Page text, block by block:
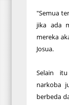
"Semua
jika ada
mereka
Josua.
Selain
narkoba
berbeda